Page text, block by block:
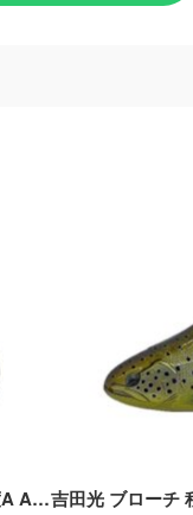
吉田光 ピンバッジ 程度A Aランク